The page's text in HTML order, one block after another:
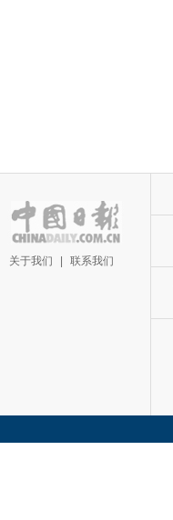
关于我们 联系我们